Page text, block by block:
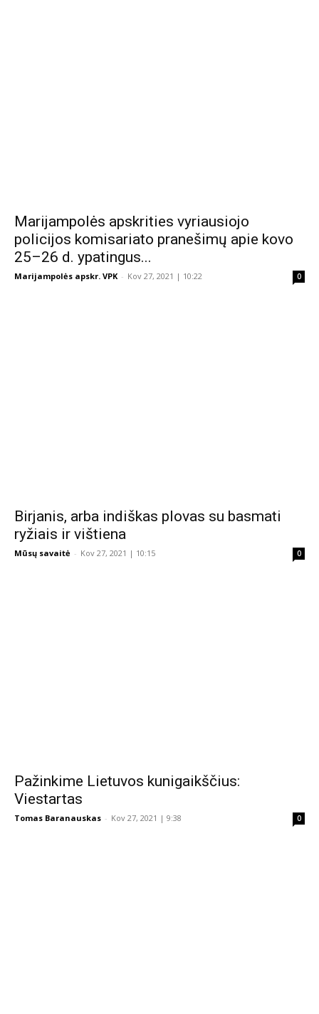
Marijampolės apskrities vyriausiojo
policijos komisariato pranešimų apie kovo
25–26 d. ypatingus...
Marijampolės apskr. VPK - Kov 27, 2021 | 10:22 0
Birjanis, arba indiškas plovas su basmati
ryžiais ir vištiena
Mūsų savaitė - Kov 27, 2021 | 10:15 0
Pažinkime Lietuvos kunigaikščius:
Viestartas
Tomas Baranauskas - Kov 27, 2021 | 9:38 0